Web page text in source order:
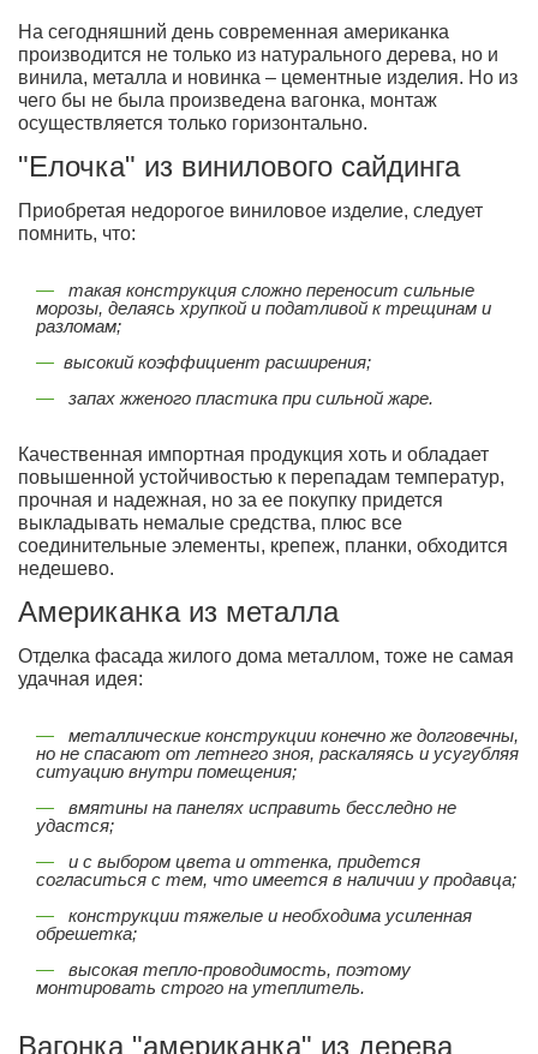
На сегодняшний день современная американка
производится не только из натурального дерева, но и
винила, металла и новинка – цементные изделия. Но из
чего бы не была произведена вагонка, монтаж
осуществляется только горизонтально.
"Елочка" из винилового сайдинга
Приобретая недорогое виниловое изделие, следует
помнить, что:
такая конструкция сложно переносит сильные
морозы, делаясь хрупкой и податливой к трещинам и
разломам;
высокий коэффициент расширения;
запах жженого пластика при сильной жаре.
Качественная импортная продукция хоть и обладает
повышенной устойчивостью к перепадам температур,
прочная и надежная, но за ее покупку придется
выкладывать немалые средства, плюс все
соединительные элементы, крепеж, планки, обходится
недешево.
Американка из металла
Отделка фасада жилого дома металлом, тоже не самая
удачная идея:
металлические конструкции конечно же долговечны,
но не спасают от летнего зноя, раскаляясь и усугубляя
ситуацию внутри помещения;
вмятины на панелях исправить бесследно не
удастся;
и с выбором цвета и оттенка, придется
согласиться с тем, что имеется в наличии у продавца;
конструкции тяжелые и необходима усиленная
обрешетка;
высокая тепло-проводимость, поэтому
монтировать строго на утеплитель.
Вагонка "американка" из дерева